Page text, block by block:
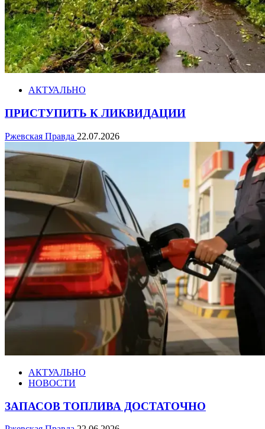
АКТУАЛЬНО
ПРИСТУПИТЬ К ЛИКВИДАЦИИ
Ржевская Правда 22.07.2026
АКТУАЛЬНО
НОВОСТИ
ЗАПАСОВ ТОПЛИВА ДОСТАТОЧНО